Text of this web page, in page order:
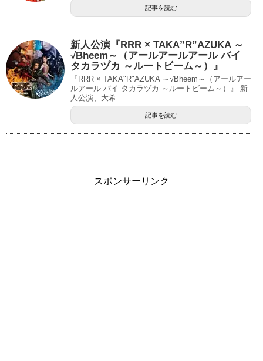
記事を読む
新人公演『RRR × TAKA”R”AZUKA ～
√Bheem～（アールアールアール バイ
タカラヅカ ～ルートビーム～）』
『RRR × TAKA"R"AZUKA ～√Bheem～（アールアー
ルアール バイ タカラヅカ ～ルートビーム～）』 新
人公演、大希 ...
記事を読む
スポンサーリンク